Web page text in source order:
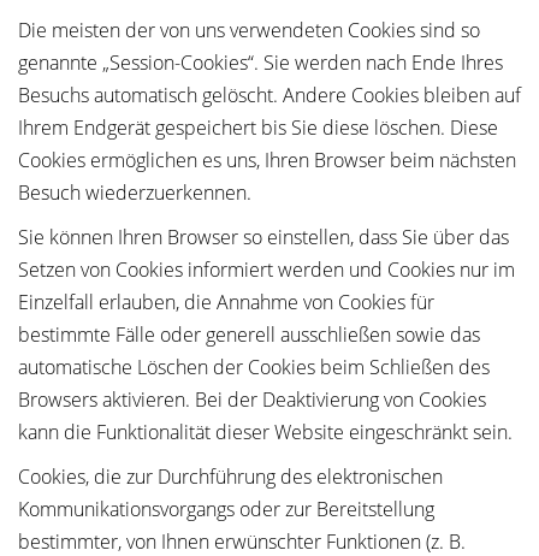
Die meisten der von uns verwendeten Cookies sind so
genannte „Session-Cookies“. Sie werden nach Ende Ihres
Besuchs automatisch gelöscht. Andere Cookies bleiben auf
Ihrem Endgerät gespeichert bis Sie diese löschen. Diese
Cookies ermöglichen es uns, Ihren Browser beim nächsten
Besuch wiederzuerkennen.
Sie können Ihren Browser so einstellen, dass Sie über das
Setzen von Cookies informiert werden und Cookies nur im
Einzelfall erlauben, die Annahme von Cookies für
bestimmte Fälle oder generell ausschließen sowie das
automatische Löschen der Cookies beim Schließen des
Browsers aktivieren. Bei der Deaktivierung von Cookies
kann die Funktionalität dieser Website eingeschränkt sein.
Cookies, die zur Durchführung des elektronischen
Kommunikationsvorgangs oder zur Bereitstellung
bestimmter, von Ihnen erwünschter Funktionen (z. B.